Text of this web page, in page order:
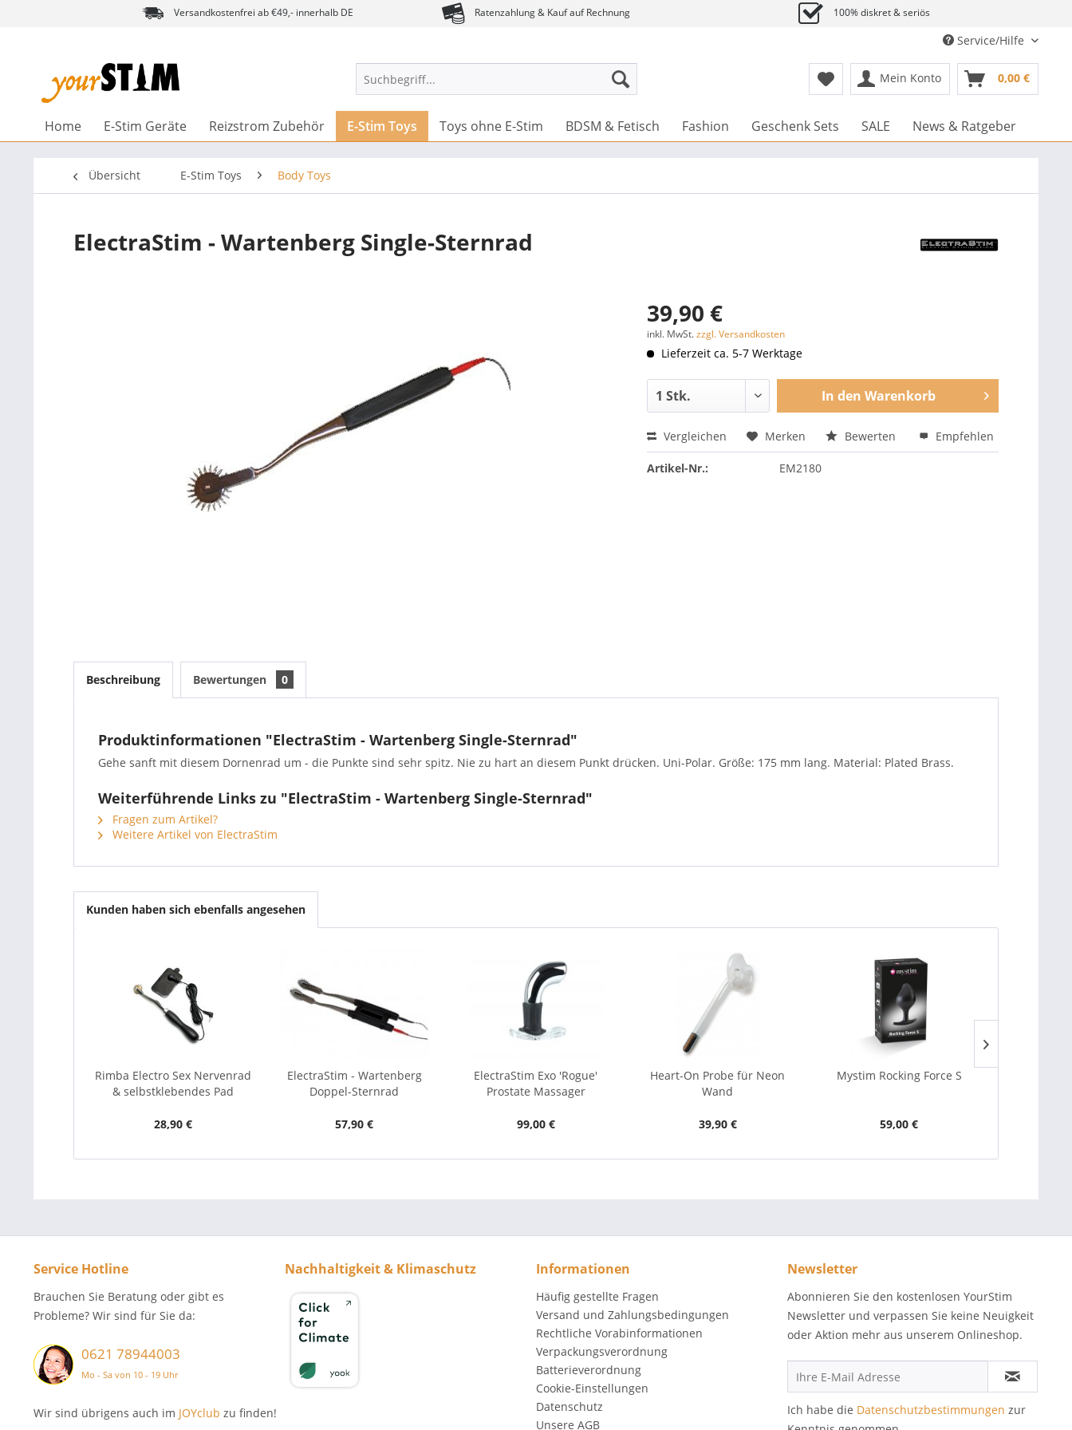
Versandkostenfrei ab €49,- innerhalb DE Ratenzahlung & Kauf auf Rechnung 100% diskret & seriös
Service/Hilfe
Mein Konto 0,00 €
Home E-Stim Geräte Reizstrom Zubehör E-Stim Toys Toys ohne E-Stim BDSM & Fetisch Fashion Geschenk Sets SALE News & Ratgeber
Übersicht E-Stim Toys Body Toys
ElectraStim - Wartenberg Single-Sternrad
39,90 €
inkl. MwSt.zzgl. Versandkosten
Lieferzeit ca. 5-7 Werktage
In den Warenkorb
Vergleichen Merken Bewerten Empfehlen
Artikel-Nr.: EM2180
Beschreibung Bewertungen 0
Produktinformationen "ElectraStim - Wartenberg Single-Sternrad"
Gehe sanft mit diesem Dornenrad um - die Punkte sind sehr spitz. Nie zu hart an diesem Punkt drücken. Uni-Polar. Größe: 175 mm lang. Material: Plated Brass.
Weiterführende Links zu "ElectraStim - Wartenberg Single-Sternrad"
Fragen zum Artikel?
Weitere Artikel von ElectraStim
Kunden haben sich ebenfalls angesehen
Rimba Electro Sex Nervenrad
& selbstklebendes Pad
28,90 €
ElectraStim - Wartenberg
Doppel-Sternrad
57,90 €
ElectraStim Exo 'Rogue'
Prostate Massager
99,00 €
Heart-On Probe für Neon
Wand
39,90 €
Mystim Rocking Force S
59,00 €
Service Hotline
Brauchen Sie Beratung oder gibt es
Probleme? Wir sind für Sie da:
0621 78944003
Mo - Sa von 10 - 19 Uhr
Wir sind übrigens auch im JOYclub zu finden!
Nachhaltigkeit & Klimaschutz Informationen
Häufig gestellte Fragen
Versand und Zahlungsbedingungen
Rechtliche Vorabinformationen
Verpackungsverordnung
Batterieverordnung
Cookie-Einstellungen
Datenschutz
Unsere AGB
Newsletter
Abonnieren Sie den kostenlosen YourStim
Newsletter und verpassen Sie keine Neuigkeit
oder Aktion mehr aus unserem Onlineshop.
Ich habe die Datenschutzbestimmungen zur